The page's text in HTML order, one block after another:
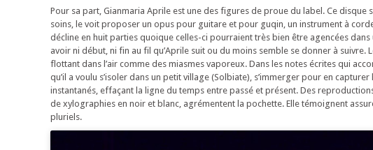
Pour sa part, Gianmaria Aprile est une des figures de proue du label. Ce disque
soins, le voit proposer un opus pour guitare et pour guqin, un instrument à
décline en huit parties quoique celles-ci pourraient très bien être agencées
avoir ni début, ni fin au fil qu’Aprile suit ou du moins semble se donner à suivre.
flottant dans l’air comme des miasmes vaporeux. Dans les notes écrites qui
qu’il a voulu s’isoler dans un petit village (Solbiate), s’immerger pour en
instantanés, effaçant la ligne du temps entre passé et présent. Des
de xylographies en noir et blanc, agrémentent la pochette. Elle témoignent
pluriels.